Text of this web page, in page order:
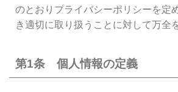
のとおりプライバシーポリシーを定
き適切に取り扱うことに対して万全
第1条 個人情報の定義